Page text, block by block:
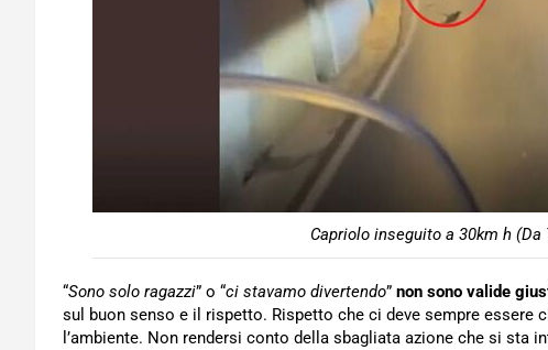
Capriolo inseguito a 30km h
“Sono solo ragazzi” o “ci stavamo divertendo” non sono valide
sul buon senso e il rispetto. Rispetto che ci deve sempre essere
l’ambiente. Non rendersi conto della sbagliata azione che si sta